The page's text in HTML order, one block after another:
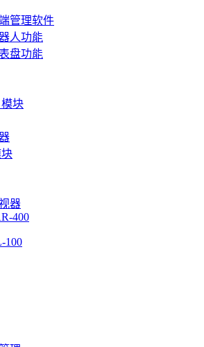
管理软件
人功能
盘功能
块
器
400
100